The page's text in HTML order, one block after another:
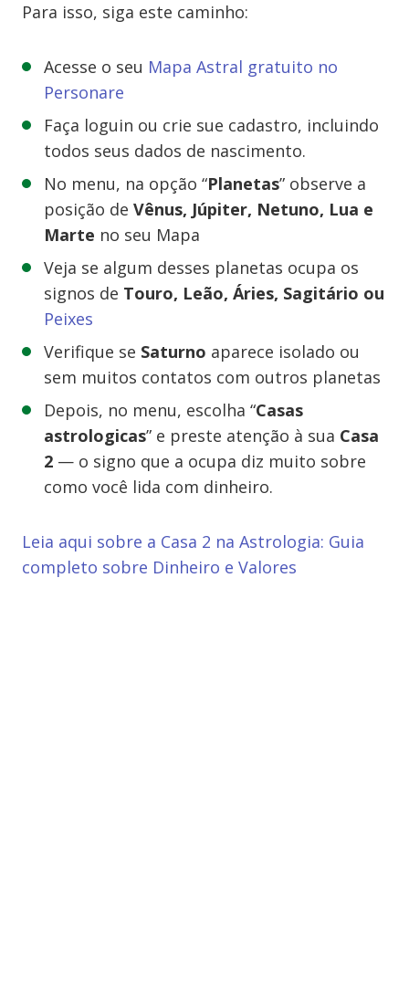
Para isso, siga este caminho:
Acesse o seu Mapa Astral gratuito no
Personare
Faça loguin ou crie sue cadastro, incluindo
todos seus dados de nascimento.
No menu, na opção “Planetas” observe a
posição de Vênus, Júpiter, Netuno, Lua e
Marte no seu Mapa
Veja se algum desses planetas ocupa os
signos de Touro, Leão, Áries, Sagitário ou
Peixes
Verifique se Saturno aparece isolado ou
sem muitos contatos com outros planetas
Depois, no menu, escolha “Casas
astrologicas” e preste atenção à sua Casa
2 — o signo que a ocupa diz muito sobre
como você lida com dinheiro.
Leia aqui sobre a Casa 2 na Astrologia: Guia
completo sobre Dinheiro e Valores